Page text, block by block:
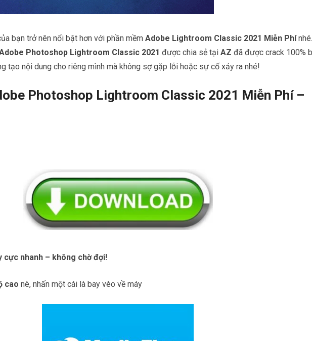
bạn trở nên nổi bật hơn với phần mềm Adobe Lightroom Classic 2021 Miễn Phínhé.
Photoshop Lightroom Classic 2021 được chia sẻ tại AZ đã được crack 100%
tạo nội dung cho riêng mình mà không sợ gặp lỗi hoặc sự cố xảy ra nhé!
Photoshop Lightroom Classic 2021 Miễn Phí –
cực nhanh – không chờ đợi!
cao nè, nhấn một cái là bay vèo về máy